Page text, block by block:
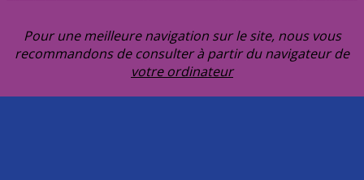
Pour une meilleure navigation sur le site, nous vous
recommandons de consulter à partir du navigateur de
votre ordinateur